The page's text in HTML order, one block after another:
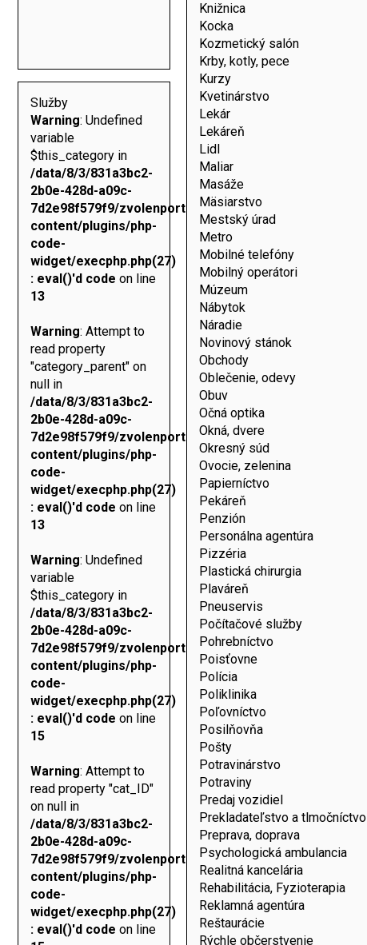
Služby
Warning: Undefined
variable
$this_category in
/data/8/3/831a3bc2-
2b0e-428d-a09c-
7d2e98f579f9/zvolenportal.sk/web/wp-
content/plugins/php-
code-
widget/execphp.php(27)
: eval()'d code on line
13
Warning: Attempt to
read property
"category_parent" on
null in
/data/8/3/831a3bc2-
2b0e-428d-a09c-
7d2e98f579f9/zvolenportal.sk/web/wp-
content/plugins/php-
code-
widget/execphp.php(27)
: eval()'d code on line
13
Warning: Undefined
variable
$this_category in
/data/8/3/831a3bc2-
2b0e-428d-a09c-
7d2e98f579f9/zvolenportal.sk/web/wp-
content/plugins/php-
code-
widget/execphp.php(27)
: eval()'d code on line
15
Warning: Attempt to
read property "cat_ID"
on null in
/data/8/3/831a3bc2-
2b0e-428d-a09c-
7d2e98f579f9/zvolenportal.sk/web/wp-
content/plugins/php-
code-
widget/execphp.php(27)
: eval()'d code on line
Knižnica
Kocka
Kozmetický salón
Krby, kotly, pece
Kurzy
Kvetinárstvo
Lekár
Lekáreň
Lidl
Maliar
Masáže
Mäsiarstvo
Mestský úrad
Metro
Mobilné telefóny
Mobilný operátori
Múzeum
Nábytok
Náradie
Novinový stánok
Obchody
Oblečenie, odevy
Obuv
Očná optika
Okná, dvere
Okresný súd
Ovocie, zelenina
Papierníctvo
Pekáreň
Penzión
Personálna agentúra
Pizzéria
Plastická chirurgia
Plaváreň
Pneuservis
Počítačové služby
Pohrebníctvo
Poisťovne
Polícia
Poliklinika
Poľovníctvo
Posilňovňa
Pošty
Potravinárstvo
Potraviny
Predaj vozidiel
Prekladateľstvo a tlmočníctvo
Preprava, doprava
Psychologická ambulancia
Realitná kancelária
Rehabilitácia, Fyzioterapia
Reklamná agentúra
Reštaurácie
Rýchle občerstvenie